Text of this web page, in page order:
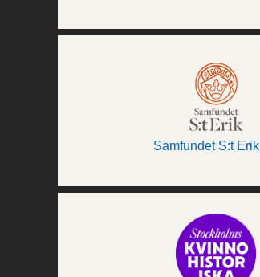
Samfundet S:t Erik